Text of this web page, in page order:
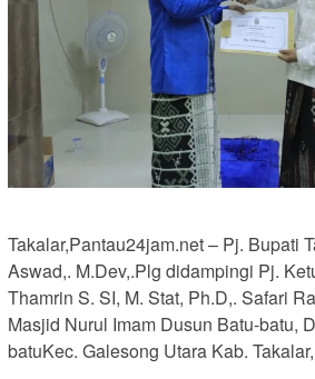
Takalar,Pantau24jam.net – Pj. Bupati
Aswad,. M.Dev,.Plg didampingi Pj.
Thamrin S. SI, M. Stat, Ph.D,. Safari
Masjid Nurul Imam Dusun Batu-batu,
batuKec. Galesong Utara Kab.